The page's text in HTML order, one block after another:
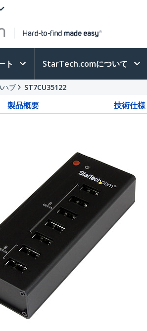
ト StarTech.comについて
ハブ ST7CU35122
製品概要 技術仕様